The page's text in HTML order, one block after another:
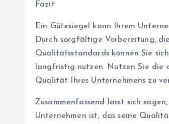
Fazit
Ein Gütesiegel kann Ihrem
Durch sorgfältige Vorbereitung,
Qualitätsstandards können Sie
langfristig nutzen. Nutzen Sie die
Qualität Ihres Unternehmens zu
Zusammenfassend lässt sich
Unternehmen ist, das seine